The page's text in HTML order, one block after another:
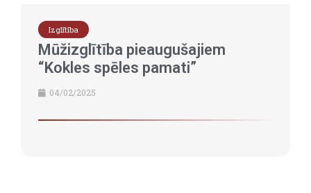
Izglītība
Mūžizglītība pieaugušajiem
“Kokles spēles pamati”
04/02/2025